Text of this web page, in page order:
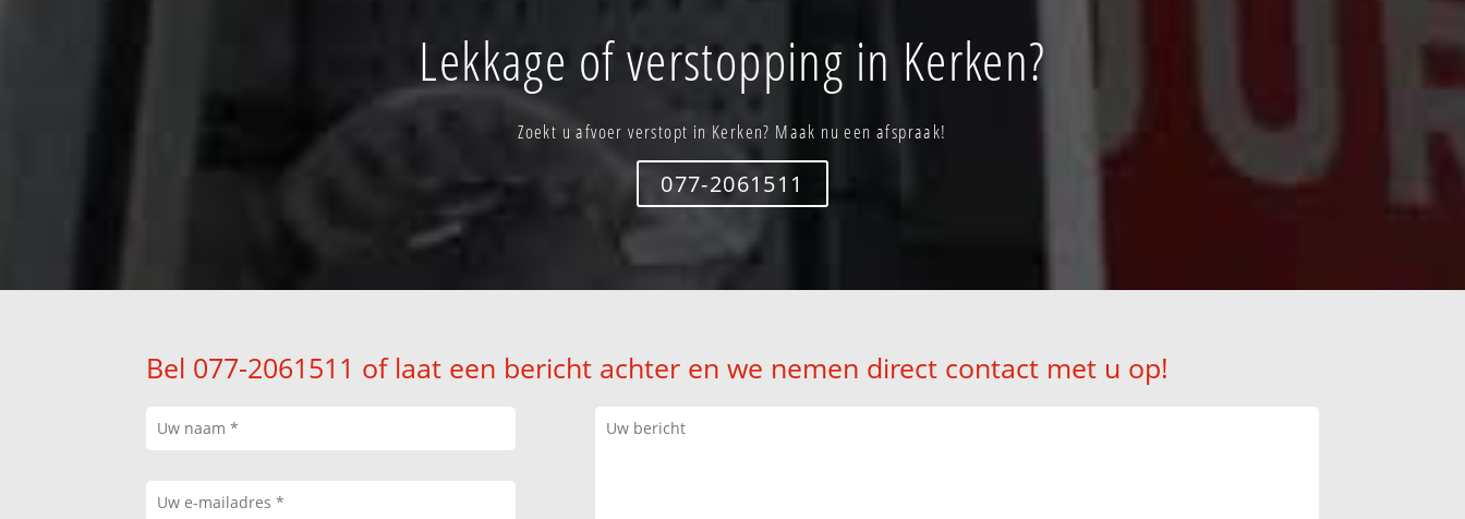
Lekkage of verstopping in Kerken?
Zoekt u afvoer verstopt in Kerken? Maak nu een afspraak!
077-2061511
Bel 077-2061511 of laat een bericht achter en we nemen direct contact met u op!